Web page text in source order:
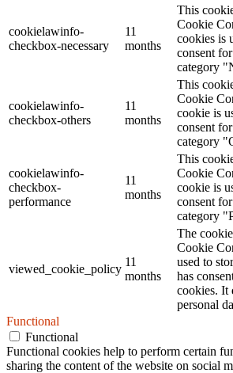
cookielawinfo-
checkbox-necessary
11
months
This
Cookie
cookies is
consent
category
cookielawinfo-
checkbox-others
11
months
This
Cookie
cookie is
consent
category
cookielawinfo-
checkbox-
performance
11
months
This
Cookie
cookie is
consent
category
viewed_cookie_policy
11
months
The
Cookie
used to
has
cookies. It
personal
Functional
Functional
Functional cookies help to perform certain
sharing the content of the website on social